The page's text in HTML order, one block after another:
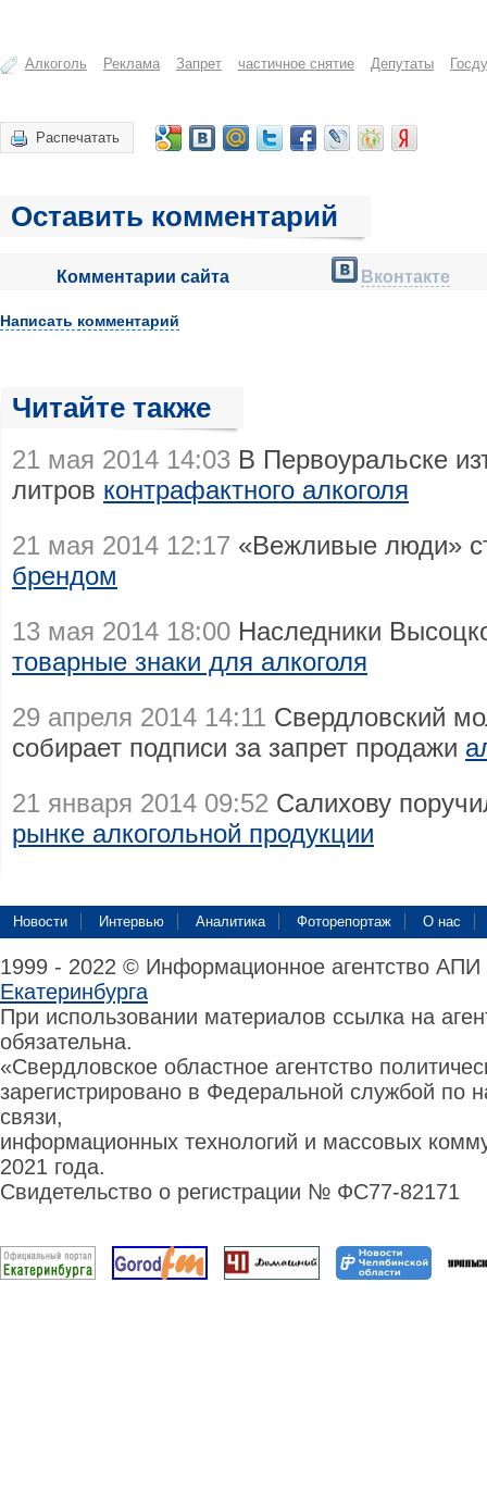
Алкоголь Реклама Запрет частичное снятие Депутаты
Распечатать
Оставить комментарий
Комментарии сайта Вконтакте
Написать комментарий
Читайте также
21 мая 2014 14:03 В Первоуральске
литров контрафактного алкоголя
21 мая 2014 12:17 «Вежливые люди»
брендом
13 мая 2014 18:00 Наследники
товарные знаки для алкоголя
29 апреля 2014 14:11 Свердловский
собирает подписи за запрет продажи
21 января 2014 09:52 Салихову
рынке алкогольной продукции
Новости Интервью Аналитика Фоторепортаж О нас
1999 - 2022 © Информационное агентство
Екатеринбурга
При использовании материалов ссылка на
обязательна.
«Свердловское областное агентство
зарегистрировано в Федеральной службой по
связи,
информационных технологий и массовых
2021 года.
Свидетельство о регистрации № ФС77-82171